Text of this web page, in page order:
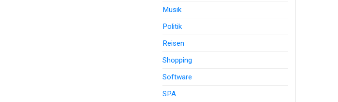
Musik
Politik
Reisen
Shopping
Software
SPA